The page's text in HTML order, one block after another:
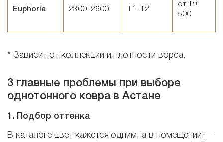
Euphoria 2300–2600 11–12
от 19
500
* Зависит от коллекции и плотности ворса.
3 главные проблемы при выборе
однотонного ковра в Астане
1. Подбор оттенка
В каталоге цвет кажется одним, а в помещении —